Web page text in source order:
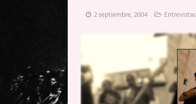
[ 17 mayo, 2026 ]
[ 5 agosto, 2026 ]
2 septiembre, 2004 Entrevistas